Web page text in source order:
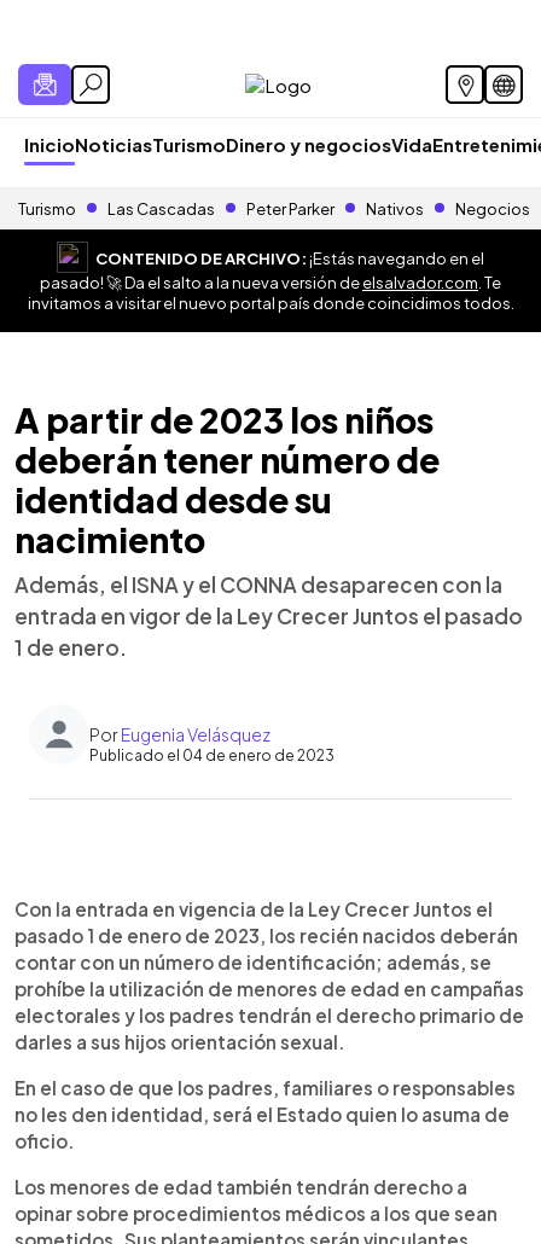
InicioNoticiasTurismoDinero y negociosVida
Turismo Las Cascadas Peter Parker Nativos Negocios
CONTENIDO DE ARCHIVO:¡Estás navegando en el
pasado! 🚀 Da el salto a la nueva versión deelsalvador.com . Te
invitamos a visitar el nuevo portal país donde coincidimos todos.
A partir de 2023 los niños
deberán tener número de
identidad desde su
nacimiento
Además, el ISNA y el CONNA desaparecen con la
entrada en vigor de la Ley Crecer Juntos el pasado
1 de enero.
PorEugenia Velásquez
Publicado el 04 de enero de 2023
Escuchar artículo
Con la entrada en vigencia de la Ley Crecer Juntos el
pasado 1 de enero de 2023, los recién nacidos deberán
contar con un número de identificación; además, se
prohíbe la utilización de menores de edad en campañas
electorales y los padres tendrán el derecho primario de
darles a sus hijos orientación sexual.
En el caso de que los padres, familiares o responsables
no les den identidad, será el Estado quien lo asuma de
oficio.
Los menores de edad también tendrán derecho a
opinar sobre procedimientos médicos a los que sean